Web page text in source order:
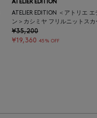
ATELIER EDITION
ATELIER EDITION ＜アトリエ エ
ン＞カシミヤ フリルニットスカ
¥35,200
¥19,360 45% OFF